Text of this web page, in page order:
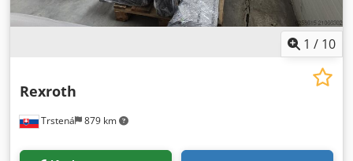
1 / 10
Trstená 879 km
Rexroth